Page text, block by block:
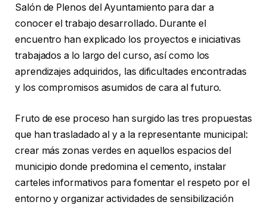
Salón de Plenos del Ayuntamiento para dar a
conocer el trabajo desarrollado. Durante el
encuentro han explicado los proyectos e iniciativas
trabajados a lo largo del curso, así como los
aprendizajes adquiridos, las dificultades encontradas
y los compromisos asumidos de cara al futuro.
Fruto de ese proceso han surgido las tres propuestas
que han trasladado al y a la representante municipal:
crear más zonas verdes en aquellos espacios del
municipio donde predomina el cemento, instalar
carteles informativos para fomentar el respeto por el
entorno y organizar actividades de sensibilización